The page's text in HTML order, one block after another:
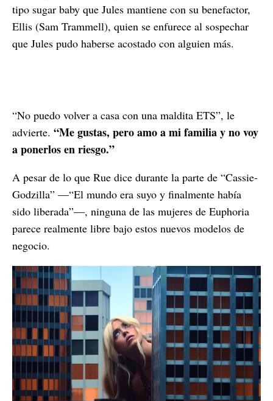
tipo sugar baby que Jules mantiene con su benefactor,
Ellis (Sam Trammell), quien se enfurece al sospechar
que Jules pudo haberse acostado con alguien más.
“No puedo volver a casa con una maldita ETS”, le
advierte. “Me gustas, pero amo a mi familia y no voy
a ponerlos en riesgo.”
A pesar de lo que Rue dice durante la parte de “Cassie-
Godzilla” —“El mundo era suyo y finalmente había
sido liberada”—, ninguna de las mujeres de Euphoria
parece realmente libre bajo estos nuevos modelos de
negocio.